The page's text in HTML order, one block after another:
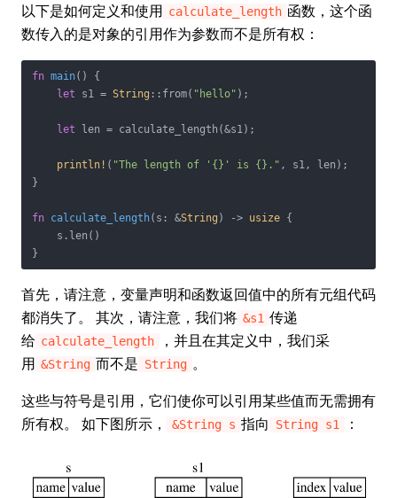
以下是如何定义和使用 calculate_length 函数，这个函
数传入的是对象的引用作为参数而不是所有权：
fn main() {
let s1 = String ::from( "hello" );
let len = calculate_length(&s1);
println! ( "The length of '{}' is {}." , s1, len);
}
fn calculate_length(s: &String ) -> usize {
    s.len()
}
首先，请注意，变量声明和函数返回值中的所有元组代码
都消失了。 其次，请注意，我们将 &s1 传递
给 calculate_length
，并且在其定义中，我们采
用 &String 而不是 String 。
这些与符号是引用，它们使你可以引用某些值而无需拥有
所有权。 如下图所示，
&String s 指向 String s1 ：